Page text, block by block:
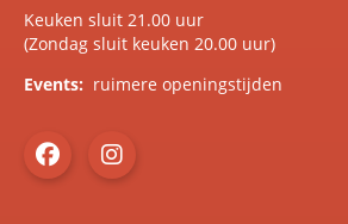
Keuken sluit 21.00 uur
(Zondag sluit keuken 20.00 uur)
Events: ruimere openingstijden